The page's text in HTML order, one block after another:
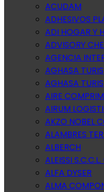
ACUDAM
ADHESIVOS
ADI HOGAR Y
ADVISORY
AGENCIA
AGHASA TURIS
AGHASA TURIS
AIRE
AIRUM
AKZO NOBEL
ALAMBRES
ALBERCH
ALEISSI
ALFA DYSER
ALMA